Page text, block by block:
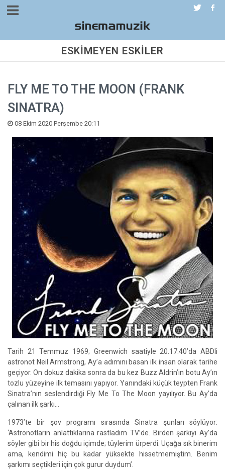
ESKİMEYEN ESKİLER
FLY ME TO THE MOON (FRANK
SINATRA)
08 Ekim 2020 Perşembe 20:11
Tarih 21 Temmuz 1969; Greenwich saatiyle 20.17.40’da ABDli
astronot Neil Armstrong, Ay’a adımını basan ilk insan olarak tarihe
geçiyor. On dokuz dakika sonra da bu kez Buzz Aldrin’in botu Ay’ın
tozlu yüzeyine ilk temasını yapıyor. Yanındaki küçük teypten Frank
Sinatra’nın seslendirdiği Fly Me To The Moon yayılıyor. Bu Ay’da
çalınan ilk şarkı…
1973’te bir şov programı sırasında Sinatra şunları söylüyor:
‘Astronotların anlattıklarına rastladım TV’de. Birden şarkıyı Ay’da
söyler gibi bir his doğdu içimde; tüylerim ürperdi. Uçağa sık binerim
ama, kendimi hiç bu kadar yüksekte hissetmemiştim. Benim
şarkımı seçtikleri için çok gurur duydum’.